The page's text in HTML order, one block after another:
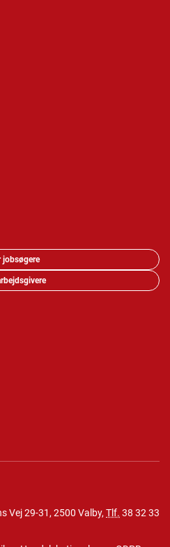
jobsøgere
Vej 29-31, 2500 Valby, Tlf. 38 32 33